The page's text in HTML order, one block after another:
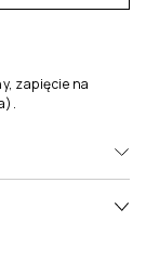
zapięcie na